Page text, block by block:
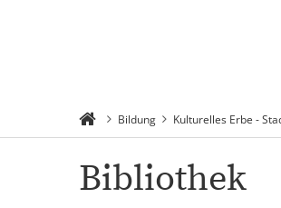
Bildung Kulturelles Erbe -
Bibliothek